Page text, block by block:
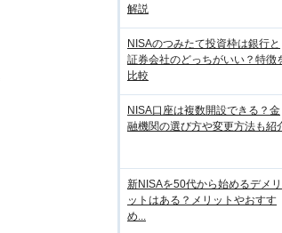
解説
NISAのつみたて投資枠は銀行と
証券会社のどっちがいい？特徴
比較
NISA口座は複数開設できる？金
融機関の選び方や変更方法も紹
新NISAを50代から始めるデメリ
ットはある？メリットやおすす
め...